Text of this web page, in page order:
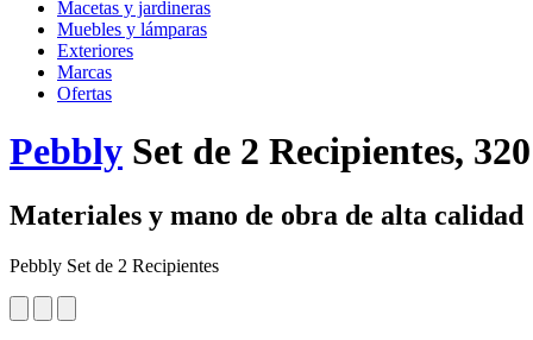
Macetas y jardineras
Muebles y lámparas
Exteriores
Marcas
Ofertas
Pebbly Set de 2 Recipientes,
Materiales y mano de obra de alta calidad
Pebbly Set de 2 Recipientes